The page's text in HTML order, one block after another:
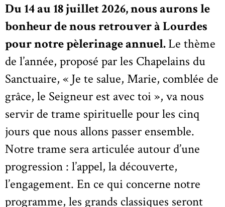
Du 14 au 18 juillet 2026, nous aurons le
bonheur de nous retrouver à Lourdes
pour notre pèlerinage annuel.Le thème
de l’année, proposé par les Chapelains du
Sanctuaire, « Je te salue, Marie, comblée de
grâce, le Seigneur est avec toi », va nous
servir de trame spirituelle pour les cinq
jours que nous allons passer ensemble.
Notre trame sera articulée autour d’une
progression : l’appel, la découverte,
l’engagement. En ce qui concerne notre
programme, les grands classiques seront